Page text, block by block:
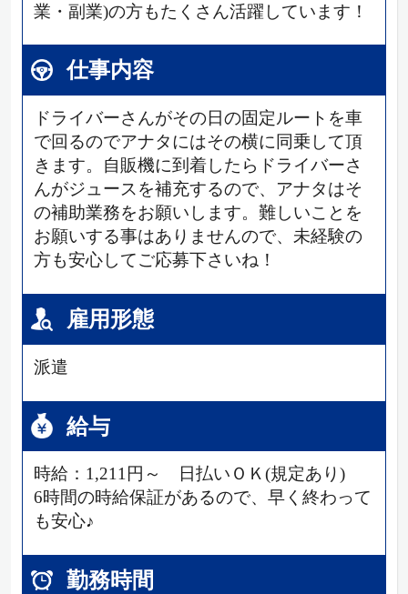
業・副業)の方もたくさん活躍しています！
仕事内容
ドライバーさんがその日の固定ルートを車
で回るのでアナタにはその横に同乗して頂
きます。自販機に到着したらドライバーさ
んがジュースを補充するので、アナタはそ
の補助業務をお願いします。難しいことを
お願いする事はありませんので、未経験の
方も安心してご応募下さいね！
雇用形態
派遣
給与
時給：1,211円～ 日払いＯＫ(規定あり)
6時間の時給保証があるので、早く終わって
も安心♪
勤務時間